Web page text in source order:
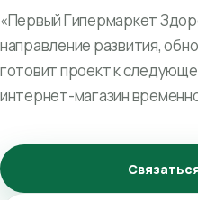
«Первый Гипермаркет
направление развития,
готовит проект к
интернет-магазин